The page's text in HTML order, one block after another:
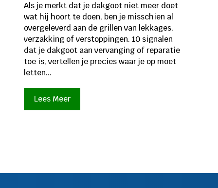
Als je merkt dat je dakgoot niet meer doet
wat hij hoort te doen, ben je misschien al
overgeleverd aan de grillen van lekkages,
verzakking of verstoppingen. 10 signalen
dat je dakgoot aan vervanging of reparatie
toe is, vertellen je precies waar je op moet
letten...
Lees Meer